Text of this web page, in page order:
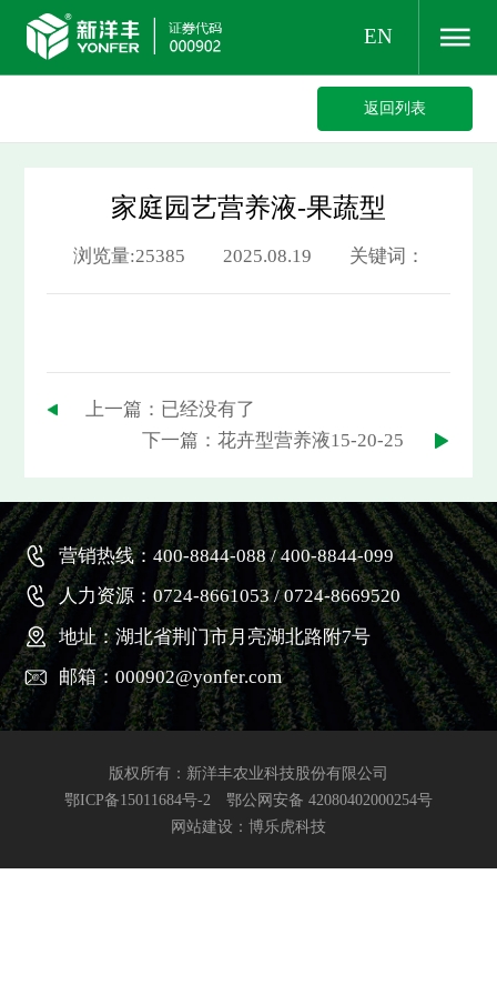
EN
返回列表
家庭园艺营养液-果蔬型
浏览量:25385 2025.08.19 关键词：
上一篇：已经没有了
下一篇：花卉型营养液15-20-25
营销热线：400-8844-088 / 400-8844-099
人力资源：0724-8661053 / 0724-8669520
地址：湖北省荆门市月亮湖北路附7号
邮箱：000902@yonfer.com
版权所有：新洋丰农业科技股份有限公司
鄂ICP备15011684号-2 鄂公网安备 42080402000254号
网站建设 ：博乐虎科技